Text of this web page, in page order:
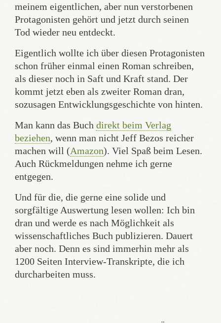
meinem eigentlichen, aber nun verstorbenen
Protagonisten gehört und jetzt durch seinen
Tod wieder neu entdeckt.
Eigentlich wollte ich über diesen Protagonisten
schon früher einmal einen Roman schreiben,
als dieser noch in Saft und Kraft stand. Der
kommt jetzt eben als zweiter Roman dran,
sozusagen Entwicklungsgeschichte von hinten.
Man kann das Buch direkt beim Verlag
beziehen, wenn man nicht Jeff Bezos reicher
machen will (Amazon). Viel Spaß beim Lesen.
Auch Rückmeldungen nehme ich gerne
entgegen.
Und für die, die gerne eine solide und
sorgfältige Auswertung lesen wollen: Ich bin
dran und werde es nach Möglichkeit als
wissenschaftliches Buch publizieren. Dauert
aber noch. Denn es sind immerhin mehr als
1200 Seiten Interview-Transkripte, die ich
durcharbeiten muss.